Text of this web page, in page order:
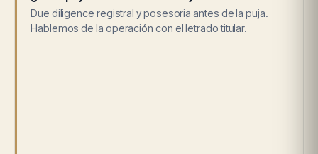
Due diligence registral y posesoria antes de la puja.
Hablemos de la operación con el letrado titular.